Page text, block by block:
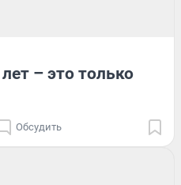
– это только
Обсудить